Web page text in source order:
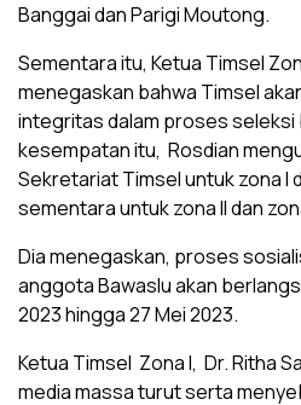
Banggai dan Parigi Moutong.
Sementara itu, Ketua Timsel
menegaskan bahwa Timsel
integritas dalam proses seleksi
kesempatan itu, Rosdian
Sekretariat Timsel untuk zona I
sementara untuk zona II dan
Dia menegaskan, proses
anggota Bawaslu akan
2023 hingga 27 Mei 2023.
Ketua Timsel Zona I, Dr. Ritha
media massa turut serta